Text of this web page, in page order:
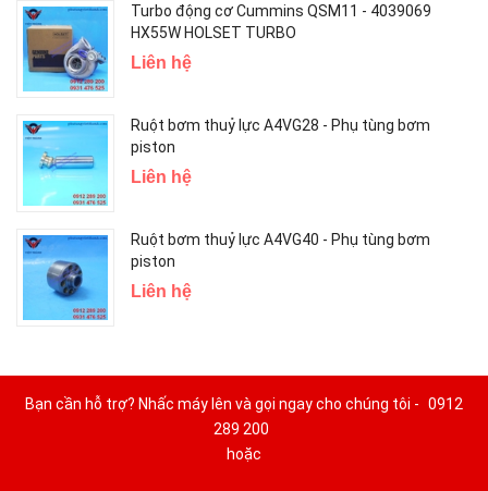
Turbo động cơ Cummins QSM11 - 4039069
HX55W HOLSET TURBO
Liên hệ
Ruột bơm thuỷ lực A4VG28 - Phụ tùng bơm
piston
Liên hệ
Ruột bơm thuỷ lực A4VG40 - Phụ tùng bơm
piston
Liên hệ
Bạn cần hỗ trợ? Nhấc máy lên và gọi ngay cho chúng tôi - 0912
289 200
hoặc